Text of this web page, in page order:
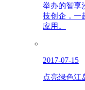
举办的智享
技创企，一
应用。
2017-07-15
点亮绿色江